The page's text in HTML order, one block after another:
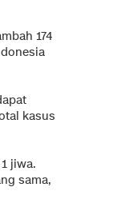
174
kasus
jiwa.
sama,